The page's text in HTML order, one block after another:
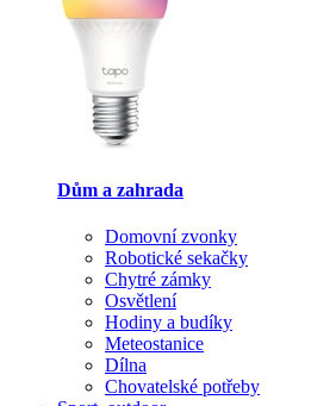
Dům a zahrada
Domovní zvonky
Robotické sekačky
Chytré zámky
Osvětlení
Hodiny a budíky
Meteostanice
Dílna
Chovatelské potřeby